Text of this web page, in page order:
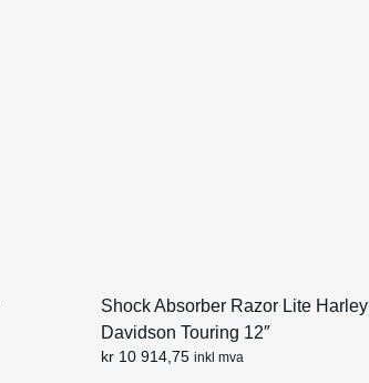
Shock Absorber Razor Lite Harley
Davidson Touring 12″
kr10 914,75 inkl mva